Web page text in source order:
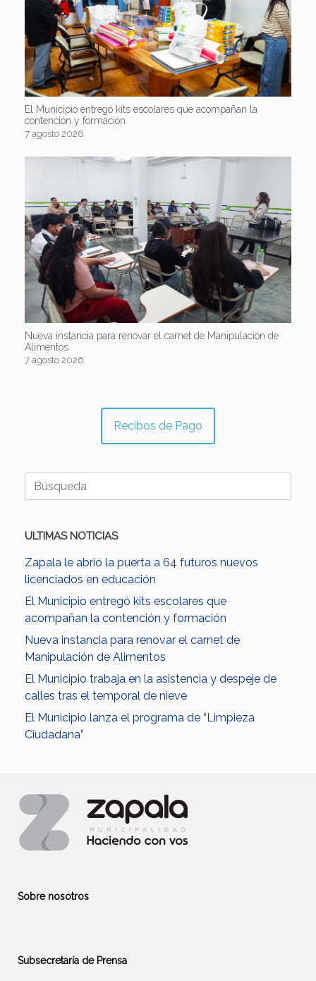
El Municipio entregó kits escolares que acompañan la
contención y formación
7 agosto 2026
Nueva instancia para renovar el carnet de Manipulación de
Alimentos
7 agosto 2026
Recibos de Pago
Buscar:
ULTIMAS NOTICIAS
Zapala le abrió la puerta a 64 futuros nuevos
licenciados en educación
El Municipio entregó kits escolares que
acompañan la contención y formación
Nueva instancia para renovar el carnet de
Manipulación de Alimentos
El Municipio trabaja en la asistencia y despeje de
calles tras el temporal de nieve
El Municipio lanza el programa de “Limpieza
Ciudadana”
Sobre nosotros
Subsecretaría de Prensa